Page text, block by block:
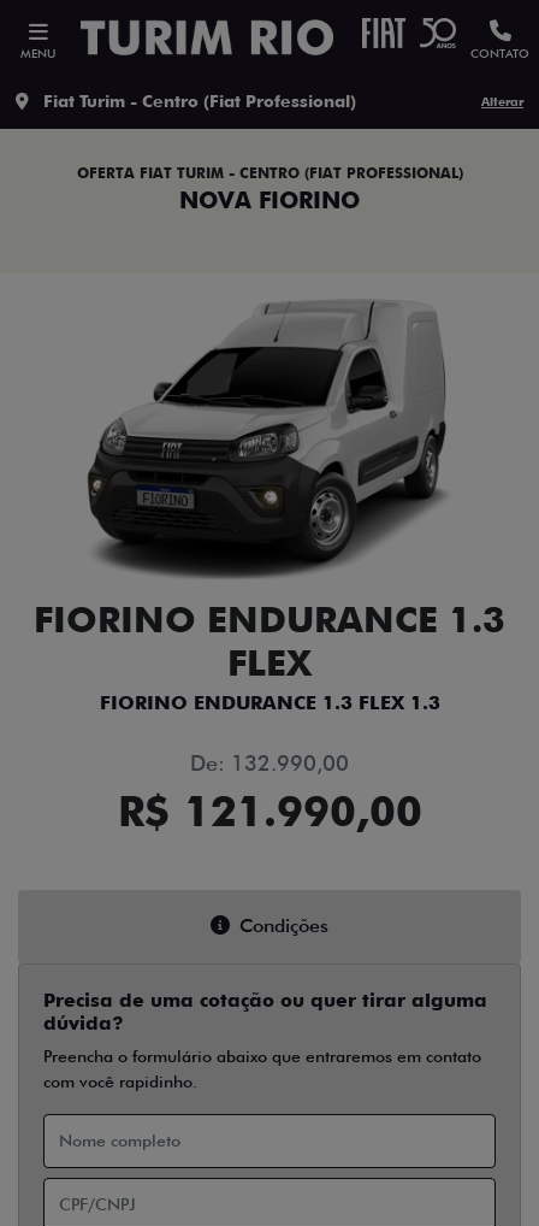
MENU CONTATO
Fiat Turim - Centro (Fiat Professional) Alterar
OFERTA FIAT TURIM - CENTRO (FIAT PROFESSIONAL)
NOVA FIORINO
FIORINO ENDURANCE 1.3
FLEX
FIORINO ENDURANCE 1.3 FLEX 1.3
De: 132.990,00
R$ 121.990,00
Condições
Precisa de uma cotação ou quer tirar alguma
dúvida?
Preencha o formulário abaixo que entraremos em contato
com você rapidinho.